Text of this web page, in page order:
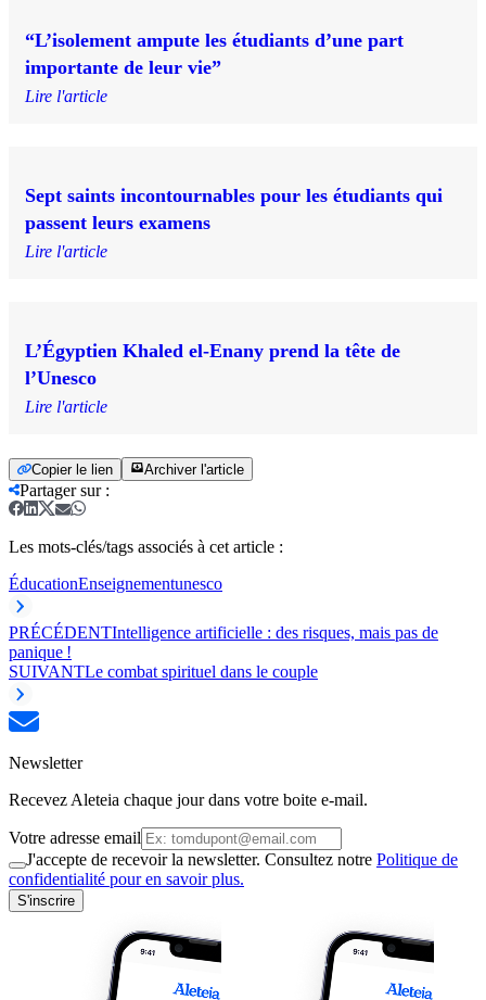
“L’isolement ampute les étudiants d’une part
importante de leur vie”
Lire l'article
Sept saints incontournables pour les étudiants qui
passent leurs examens
Lire l'article
L’Égyptien Khaled el-Enany prend la tête de
l’Unesco
Lire l'article
Copier le lien Archiver l'article
Partager sur:
Les mots-clés/tags associés à cet article :
ÉducationEnseignementunesco
PRÉCÉDENTIntelligence artificielle : des risques, mais pas de
panique !
SUIVANTLe combat spirituel dans le couple
Newsletter
Recevez Aleteia chaque jour dans votre boite e-mail.
Votre adresse email
J'accepte de recevoir la newsletter. Consultez notre Politique de
confidentialité pour en savoir plus.
S'inscrire